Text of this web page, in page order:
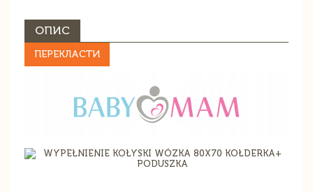
ОПИС
ПЕРЕКЛАСТИ